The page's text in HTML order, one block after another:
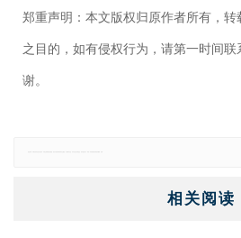
郑重声明：本文版权归原作者所有，
之目的，如有侵权行为，请第一时间
谢。
相关阅读